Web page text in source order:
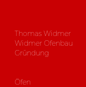
Thomas Widmer
Widmer Ofenbau
Gründung
Öfen